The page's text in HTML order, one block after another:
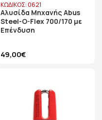
ΚΩΔΙΚΟΣ: 0621
Αλυσίδα Μηχανής Abus
Steel-O-Flex 700/170 με
Επένδυση
49,00€